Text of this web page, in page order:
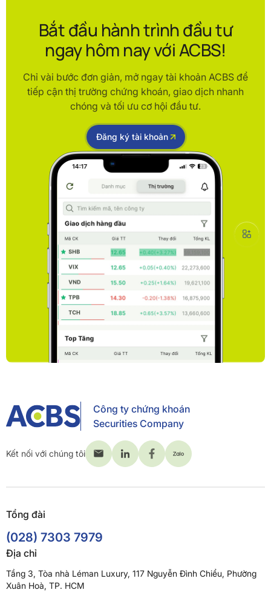
Bắt đầu hành trình đầu tư
ngay hôm nay với ACBS!
Chỉ vài bước đơn giản, mở ngay tài khoản ACBS để
tiếp cận thị trường chứng khoán, giao dịch nhanh
chóng và tối ưu cơ hội đầu tư.
Đăng ký tài khoản
Công ty chứng khoán
Securities Company
Kết nối với chúng tôi
Tổng đài
(028) 7303 7979
Địa chỉ
Tầng 3, Tòa nhà Léman Luxury, 117 Nguyễn Đình Chiểu, Phường
Xuân Hoà, TP. HCM